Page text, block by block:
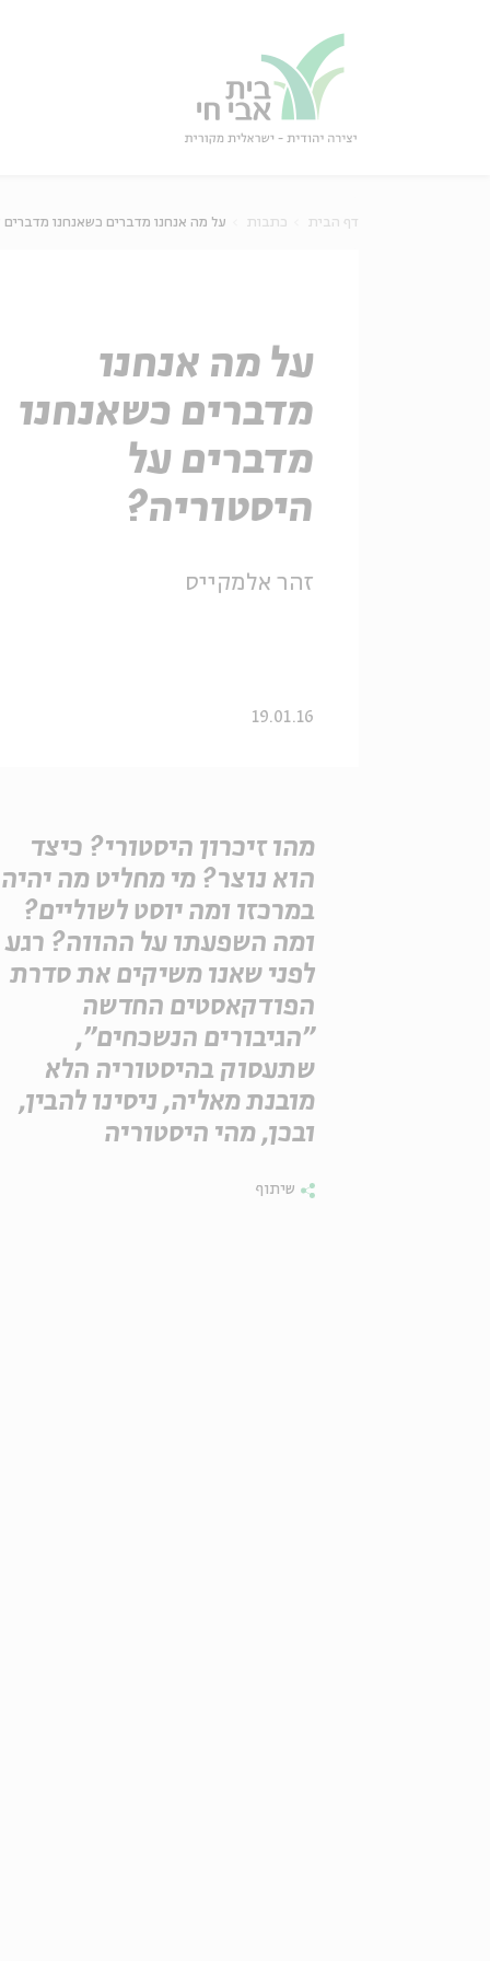
דף הבית כתבות על מה אנחנו מדברים כשאנחנו מדברים
על מה אנחנו
מדברים כשאנחנו
מדברים על
היסטוריה?
זהר אלמקייס
19.01.16
מהו זיכרון היסטורי? כיצד
הוא נוצר? מי מחליט מה יהיה
במרכזו ומה יוסט לשוליים?
ומה השפעתו על ההווה? רגע
לפני שאנו משיקים את סדרת
הפודקאסטים החדשה
"הגיבורים הנשכחים",
שתעסוק בהיסטוריה הלא
מובנת מאליה, ניסינו להבין,
ובכן, מהי היסטוריה
שיתוף